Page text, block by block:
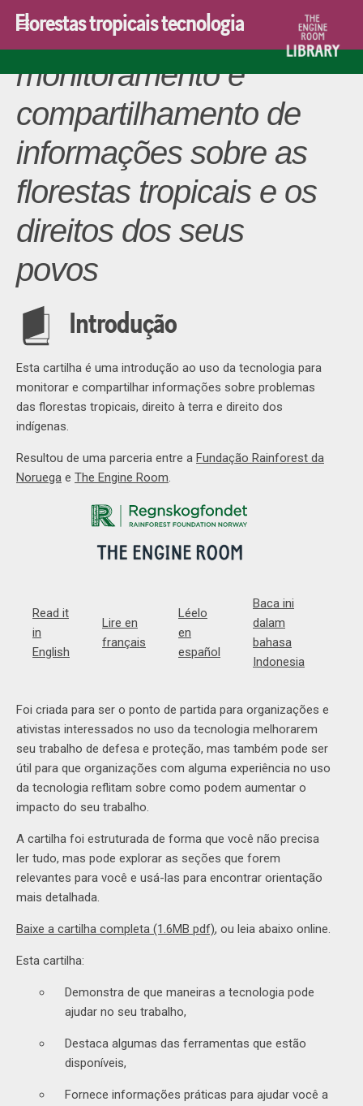
Florestas tropicais tecnologia
≡
Tecnologia para
monitoramento e
compartilhamento de
informações sobre as
florestas tropicais e os
direitos dos seus
povos
Introdução
Esta cartilha é uma introdução ao uso da tecnologia para
monitorar e compartilhar informações sobre problemas
das florestas tropicais, direito à terra e direito dos
indígenas.
Resultou de uma parceria entre a Fundação Rainforest da
Noruega e The Engine Room.
Read it
in
English
Lire en
français
Léelo
en
español
Baca ini
dalam
bahasa
Indonesia
Foi criada para ser o ponto de partida para organizações e
ativistas interessados no uso da tecnologia melhorarem
seu trabalho de defesa e proteção, mas também pode ser
útil para que organizações com alguma experiência no uso
da tecnologia reflitam sobre como podem aumentar o
impacto do seu trabalho.
A cartilha foi estruturada de forma que você não precisa
ler tudo, mas pode explorar as seções que forem
relevantes para você e usá-las para encontrar orientação
mais detalhada.
Baixe a cartilha completa (1.6MB pdf), ou leia abaixo online.
Esta cartilha:
Demonstra de que maneiras a tecnologia pode
ajudar no seu trabalho,
Destaca algumas das ferramentas que estão
disponíveis,
Fornece informações práticas para ajudar você a